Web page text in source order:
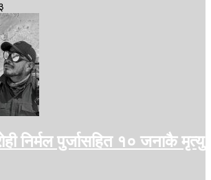
निर्मल पुर्जासहित १० जनाकै मृत्यु